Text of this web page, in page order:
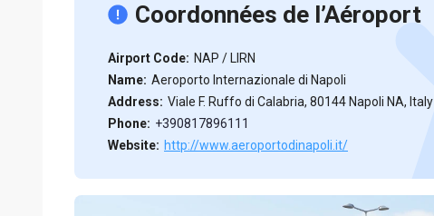
Coordonnées de l’Aéroport
Airport Code: NAP / LIRN
Name: Aeroporto Internazionale di Napoli
Address: Viale F. Ruffo di Calabria, 80144 Napoli NA, Italy
Phone: +390817896111
Website: http://www.aeroportodinapoli.it/